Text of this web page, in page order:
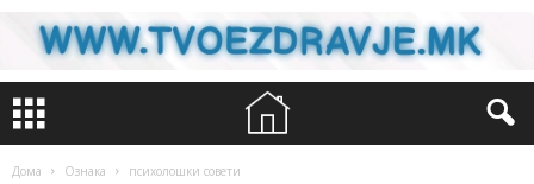
Дома Ознака психолошки совети